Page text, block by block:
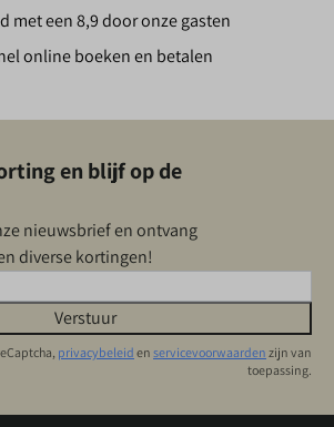
met een 8,9 door onze gasten
online boeken en betalen
en blijf op de
nieuwsbrief en ontvang
diverse kortingen!
Verstuur
privacybeleid en servicevoorwaarden zijn van
toepassing.